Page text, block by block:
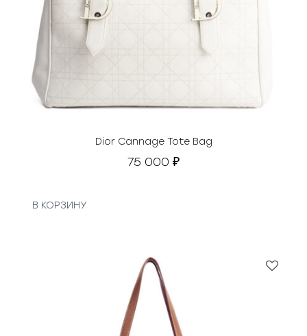
Dior Cannage Tote Bag
75 000 ₽
В КОРЗИНУ